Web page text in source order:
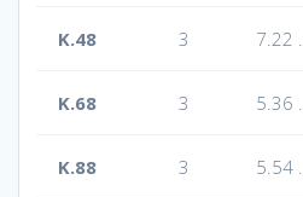
K.48 3 7.22
K.68 3 5.36
K.88 3 5.54